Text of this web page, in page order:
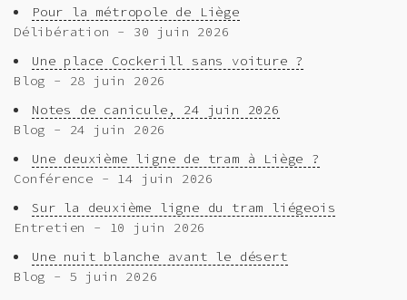
Pour la métropole de Liège
Délibération - 30 juin 2026
Une place Cockerill sans voiture ?
Blog - 28 juin 2026
Notes de canicule, 24 juin 2026
Blog - 24 juin 2026
Une deuxième ligne de tram à Liège ?
Conférence - 14 juin 2026
Sur la deuxième ligne du tram liégeois
Entretien - 10 juin 2026
Une nuit blanche avant le désert
Blog - 5 juin 2026